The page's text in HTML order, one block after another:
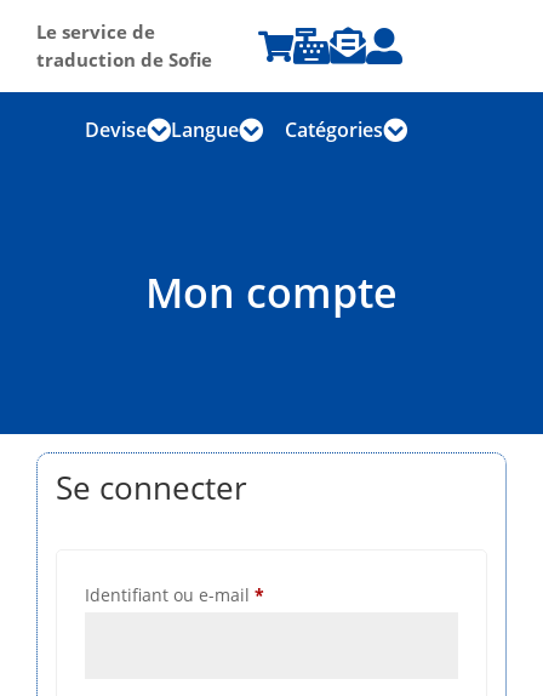
Le service de
traduction de Sofie

Catégories
DeviseLangue
Mon compte
Se connecter
Identifiant ou e-mail *Obligatoire